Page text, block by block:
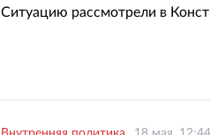
Ситуацию рассмотрели в